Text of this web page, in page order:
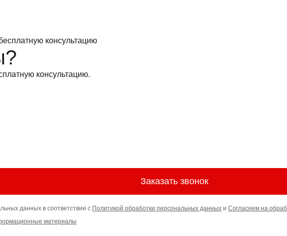
консультацию.
Заказать звонок
данных в соответствии с Политикой обработки персональных данных и Согласием на
материалы